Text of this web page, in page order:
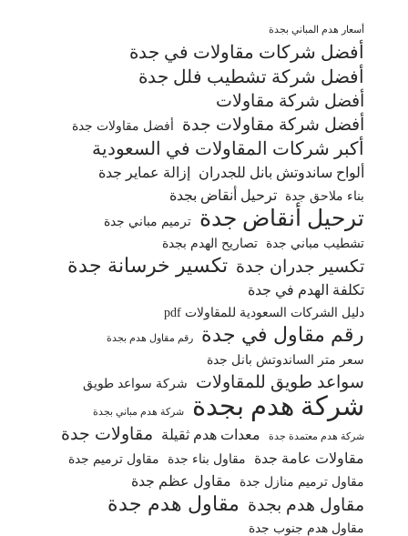
أسعار هدم المباني بجدة
أفضل شركات مقاولات في جدة
أفضل شركة تشطيب فلل جدة
أفضل شركة مقاولات
أفضل شركة مقاولات جدة
أفضل مقاولات جدة
أكبر شركات المقاولات في السعودية
ألواح ساندوتش بانل للجدران إزالة عماير جدة
بناء ملاحق جدة ترحيل أنقاض بجدة
ترحيل أنقاض جدة
ترميم مباني جدة
تشطيب مباني جدة
تصاريح الهدم بجدة
تكسير جدران جدة تكسير خرسانة جدة
تكلفة الهدم في جدة
دليل الشركات السعودية للمقاولات pdf
رقم مقاول في جدة رقم مقاول هدم بجدة
سعر متر الساندوتش بانل جدة
سواعد طويق للمقاولات شركة سواعد طويق
شركة هدم بجدة شركة هدم مباني بجدة
شركة هدم معتمدة جدة معدات هدم ثقيلة مقاولات جدة
مقاولات عامة جدة مقاول بناء جدة
مقاول ترميم جدة
مقاول ترميم منازل جدة
مقاول عظم جدة
مقاول هدم بجدة مقاول هدم جدة
مقاول هدم جنوب جدة